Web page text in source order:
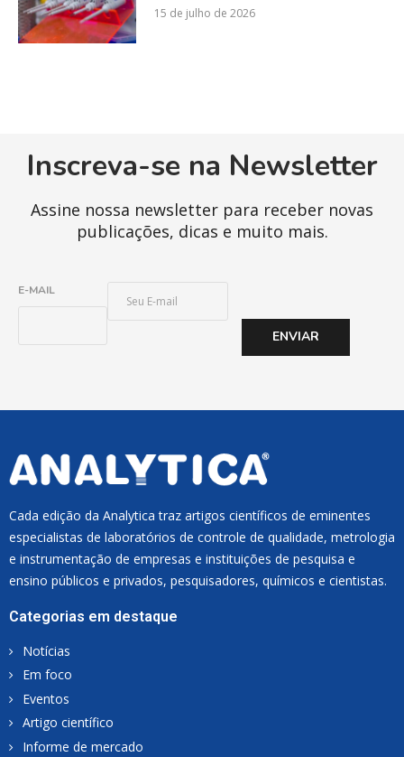
15 de julho de 2026
Inscreva-se na Newsletter
Assine nossa newsletter para receber novas
publicações, dicas e muito mais.
E-MAIL
ENVIAR
Cada edição da Analytica traz artigos científicos de eminentes
especialistas de laboratórios de controle de qualidade, metrologia
e instrumentação de empresas e instituições de pesquisa e
ensino públicos e privados, pesquisadores, químicos e cientistas.
Categorias em destaque
Notícias
Em foco
Eventos
Artigo científico
Informe de mercado